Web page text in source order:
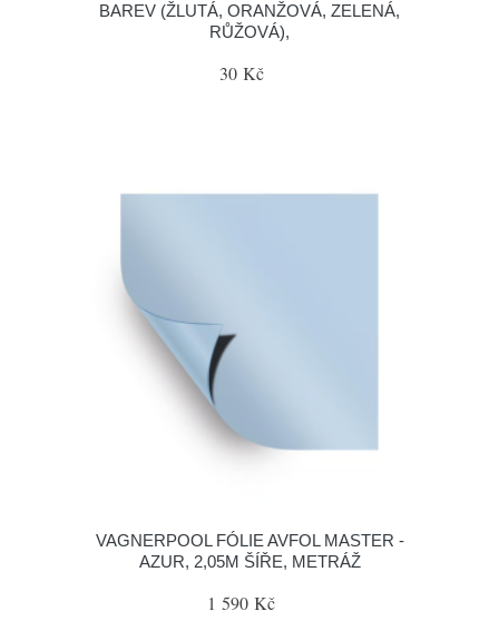
BAREV (ŽLUTÁ, ORANŽOVÁ, ZELENÁ,
RŮŽOVÁ),
30 Kč
VAGNERPOOL FÓLIE AVFOL MASTER -
AZUR, 2,05M ŠÍŘE, METRÁŽ
1 590 Kč